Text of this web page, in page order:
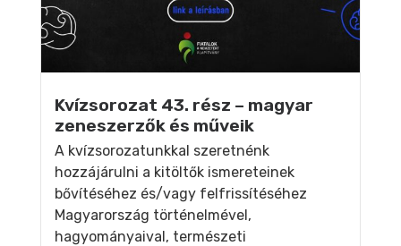
Kvízsorozat 43. rész – magyar
zeneszerzők és műveik
A kvízsorozatunkkal szeretnénk
hozzájárulni a kitöltők ismereteinek
bővítéséhez és/vagy felfrissítéséhez
Magyarország történelmével,
hagyományaival, természeti